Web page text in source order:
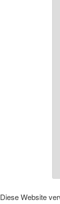
Diese Website